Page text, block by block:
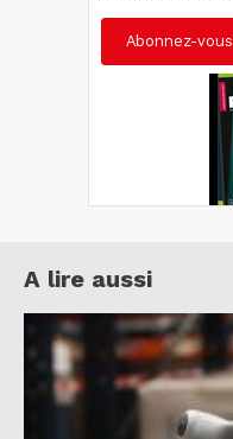
Abonnez-vous
A lire aussi